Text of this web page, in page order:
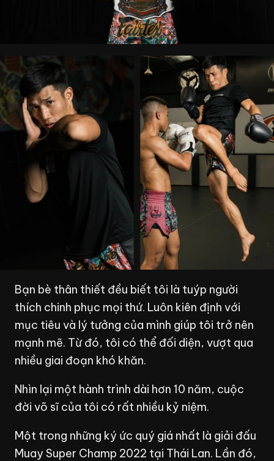
Bạn bè thân thiết đều biết tôi là tuýp người
thích chinh phục mọi thứ. Luôn kiên định với
mục tiêu và lý tưởng của mình giúp tôi trở nên
mạnh mẽ. Từ đó, tôi có thể đối diện, vượt qua
nhiều giai đoạn khó khăn.
Nhìn lại một hành trình dài hơn 10 năm, cuộc
đời võ sĩ của tôi có rất nhiều kỷ niệm.
Một trong những ký ức quý giá nhất là giải đấu
Muay Super Champ 2022 tại Thái Lan. Lần đó,